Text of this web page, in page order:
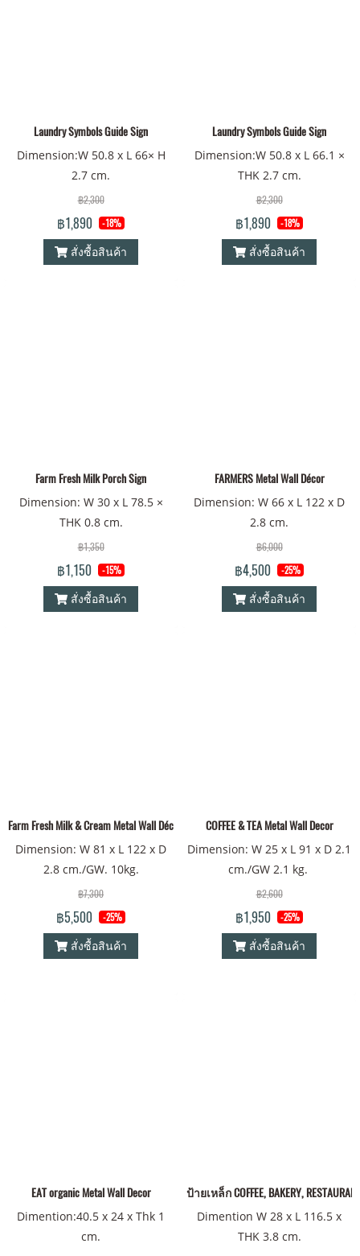
Laundry Symbols Guide Sign
Dimension:W 50.8 x L 66× H
2.7 cm.
฿2,300
฿1,890 -18%
สั่งซื้อสินค้า
Laundry Symbols Guide Sign
Dimension:W 50.8 x L 66.1 ×
THK 2.7 cm.
฿2,300
฿1,890 -18%
สั่งซื้อสินค้า
Farm Fresh Milk Porch Sign
Dimension: W 30 x L 78.5 ×
THK 0.8 cm.
฿1,350
฿1,150 -15%
สั่งซื้อสินค้า
FARMERS Metal Wall Décor
Dimension: W 66 x L 122 x D
2.8 cm.
฿6,000
฿4,500 -25%
สั่งซื้อสินค้า
Farm Fresh Milk & Cream Metal Wall Décor
Dimension: W 81 x L 122 x D
2.8 cm./GW. 10kg.
฿7,300
฿5,500 -25%
สั่งซื้อสินค้า
COFFEE & TEA Metal Wall Decor
Dimension: W 25 x L 91 x D 2.1
cm./GW 2.1 kg.
฿2,600
฿1,950 -25%
สั่งซื้อสินค้า
EAT organic Metal Wall Decor
Dimention:40.5 x 24 x Thk 1
cm.
ป้ายเหล็ก COFFEE, BAKERY,
Dimention W 28 x L 116.5 x
THK 3.8 cm.